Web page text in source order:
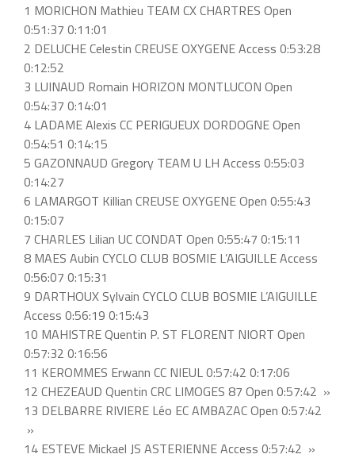
1 MORICHON Mathieu TEAM CX CHARTRES Open
0:51:37 0:11:01
2 DELUCHE Celestin CREUSE OXYGENE Access 0:53:28
0:12:52
3 LUINAUD Romain HORIZON MONTLUCON Open
0:54:37 0:14:01
4 LADAME Alexis CC PERIGUEUX DORDOGNE Open
0:54:51 0:14:15
5 GAZONNAUD Gregory TEAM U LH Access 0:55:03
0:14:27
6 LAMARGOT Killian CREUSE OXYGENE Open 0:55:43
0:15:07
7 CHARLES Lilian UC CONDAT Open 0:55:47 0:15:11
8 MAES Aubin CYCLO CLUB BOSMIE L’AIGUILLE Access
0:56:07 0:15:31
9 DARTHOUX Sylvain CYCLO CLUB BOSMIE L’AIGUILLE
Access 0:56:19 0:15:43
10 MAHISTRE Quentin P. ST FLORENT NIORT Open
0:57:32 0:16:56
11 KEROMMES Erwann CC NIEUL 0:57:42 0:17:06
12 CHEZEAUD Quentin CRC LIMOGES 87 Open 0:57:42 »
13 DELBARRE RIVIERE Léo EC AMBAZAC Open 0:57:42
»
14 ESTEVE Mickael JS ASTERIENNE Access 0:57:42 »